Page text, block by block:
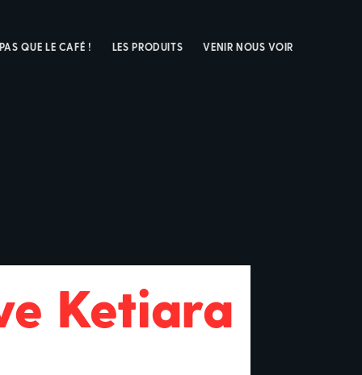
QUE LE CAFÉ ! LES PRODUITS VENIR NOUS VOIR
Ketiara